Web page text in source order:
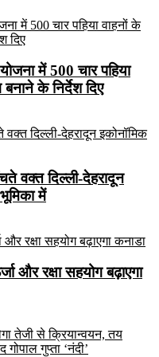
में 500 चार पहिया
बनाने के निर्देश दिए
वक्त दिल्ली-देहरादून
में
और रक्षा सहयोग बढ़ाएगा